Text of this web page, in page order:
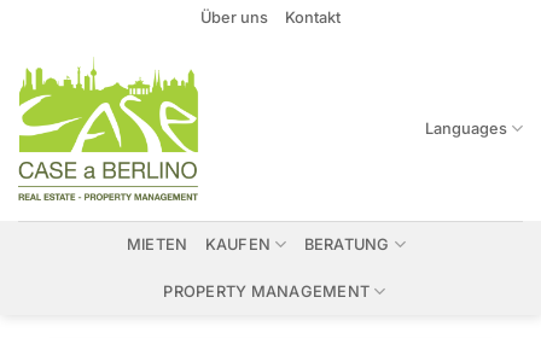
springen
Über uns Kontakt
Languages
MIETEN KAUFEN BERATUNG
PROPERTY MANAGEMENT